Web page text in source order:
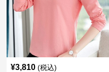
¥3,810 (税込)